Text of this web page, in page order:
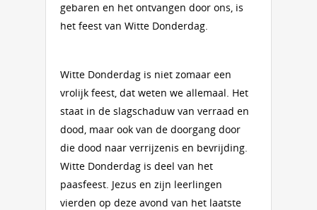
gebaren en het ontvangen door ons, is
het feest van Witte Donderdag.
Witte Donderdag is niet zomaar een
vrolijk feest, dat weten we allemaal. Het
staat in de slagschaduw van verraad en
dood, maar ook van de doorgang door
die dood naar verrijzenis en bevrijding.
Witte Donderdag is deel van het
paasfeest. Jezus en zijn leerlingen
vierden op deze avond van het laatste